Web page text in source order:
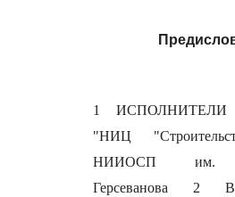
1
"НИЦ
НИИОСП им.
Герсеванова 2